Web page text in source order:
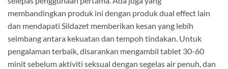
membandingkan produk ini dengan produk dual effect lain
dan mendapati Sildazet memberikan kesan yang lebih
seimbang antara kekuatan dan tempoh tindakan. Untuk
pengalaman terbaik, disarankan mengambil tablet 30-60
minit sebelum aktiviti seksual dengan segelas air penuh, dan